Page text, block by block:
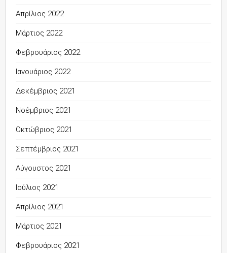
Απρίλιος 2022
Μάρτιος 2022
Φεβρουάριος 2022
Ιανουάριος 2022
Δεκέμβριος 2021
Νοέμβριος 2021
Οκτώβριος 2021
Σεπτέμβριος 2021
Αύγουστος 2021
Ιούλιος 2021
Απρίλιος 2021
Μάρτιος 2021
Φεβρουάριος 2021